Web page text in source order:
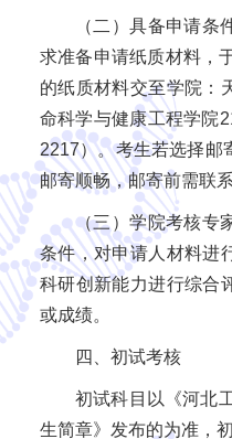
（二）具备申请条
求准备申请纸质材料，
的纸质材料交至学院：
命科学与健康工程学院
2217）。考生若选择邮
邮寄顺畅，邮寄前需联
（三）学院考核专
条件，对申请人材料进
科研创新能力进行综合
或成绩。
四、初试考核
初试科目以《河北
生简章》发布的为准，